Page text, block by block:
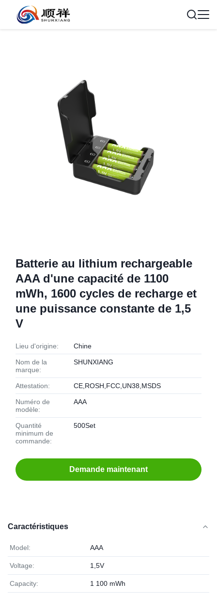
Batterie au lithium rechargeable
AAA d'une capacité de 1100
mWh, 1600 cycles de recharge et
une puissance constante de 1,5
V
Lieu d'origine: Chine
Nom de la
marque:
SHUNXIANG
Attestation: CE,ROSH,FCC,UN38,MSDS
Numéro de
modèle:
AAA
Quantité
minimum de
commande:
500Set
Demande maintenant
Caractéristiques
Model: AAA
Voltage: 1,5V
Capacity: 1 100 mWh